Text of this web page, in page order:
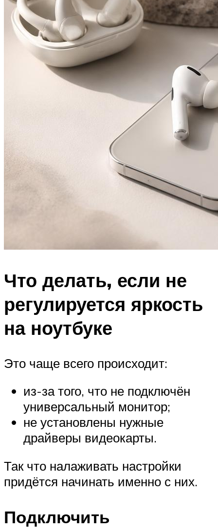
Что делать, если не
регулируется яркость
на ноутбуке
Это чаще всего происходит:
из-за того, что не подключён
универсальный монитор;
не установлены нужные
драйверы видеокарты.
Так что налаживать настройки
придётся начинать именно с них.
Подключить